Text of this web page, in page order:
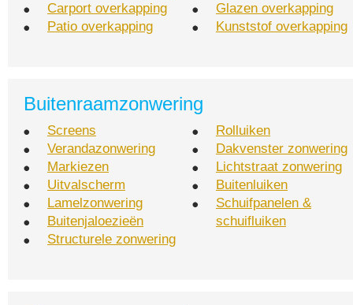
Carport overkapping
Patio overkapping
Glazen overkapping
Kunststof overkapping
Buitenraamzonwering
Screens
Verandazonwering
Markiezen
Uitvalscherm
Lamelzonwering
Buitenjaloezieën
Structurele zonwering
Rolluiken
Dakvenster zonwering
Lichtstraat zonwering
Buitenluiken
Schuifpanelen &
schuifluiken